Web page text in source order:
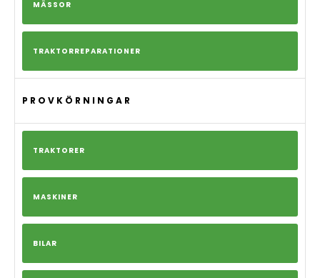
MÄSSOR
TRAKTORREPARATIONER
PROVKÖRNINGAR
TRAKTORER
MASKINER
BILAR